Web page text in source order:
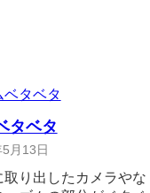
タベタ
月13日
取り出したカメラやな